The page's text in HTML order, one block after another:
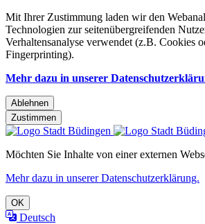
Mit Ihrer Zustimmung laden wir den
Technologien zur seitenübergreifenden
Verhaltensanalyse verwendet (z.B. Cookies
Fingerprinting).
Mehr dazu in unserer
Ablehnen
Zustimmen
Möchten Sie Inhalte von einer externen
Mehr dazu in unserer Datenschutzerklärung.
OK
Deutsch